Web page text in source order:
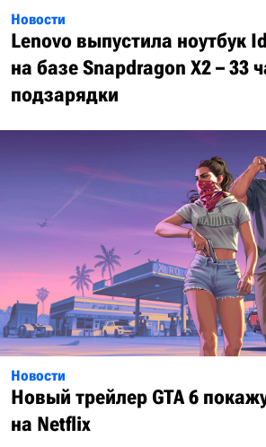
Новости
Lenovo выпустила ноутбук
на базе Snapdragon X2 – 33
подзарядки
Новости
Новый трейлер GTA 6
на Netflix